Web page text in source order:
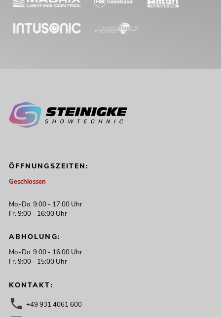
ÖFFNUNGSZEITEN:
Geschlossen
Mo.-Do. 9:00 - 17:00 Uhr
Fr. 9:00 - 16:00 Uhr
ABHOLUNG:
Mo.-Do. 9:00 - 16:00 Uhr
Fr. 9:00 - 15:00 Uhr
KONTAKT:
+49 931 4061 600